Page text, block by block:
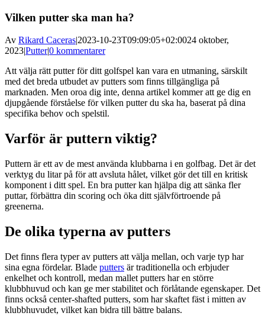
Vilken putter ska man ha?
Av Rikard Caceras|2023-10-23T09:09:05+02:0024 oktober,
2023|Putter|0 kommentarer
Att välja rätt putter för ditt golfspel kan vara en utmaning, särskilt
med det breda utbudet av putters som finns tillgängliga på
marknaden. Men oroa dig inte, denna artikel kommer att ge dig en
djupgående förståelse för vilken putter du ska ha, baserat på dina
specifika behov och spelstil.
Varför är puttern viktig?
Puttern är ett av de mest använda klubbarna i en golfbag. Det är det
verktyg du litar på för att avsluta hålet, vilket gör det till en kritisk
komponent i ditt spel. En bra putter kan hjälpa dig att sänka fler
puttar, förbättra din scoring och öka ditt självförtroende på
greenerna.
De olika typerna av putters
Det finns flera typer av putters att välja mellan, och varje typ har
sina egna fördelar. Blade putters är traditionella och erbjuder
enkelhet och kontroll, medan mallet putters har en större
klubbhuvud och kan ge mer stabilitet och förlåtande egenskaper. Det
finns också center-shafted putters, som har skaftet fäst i mitten av
klubbhuvudet, vilket kan bidra till bättre balans.